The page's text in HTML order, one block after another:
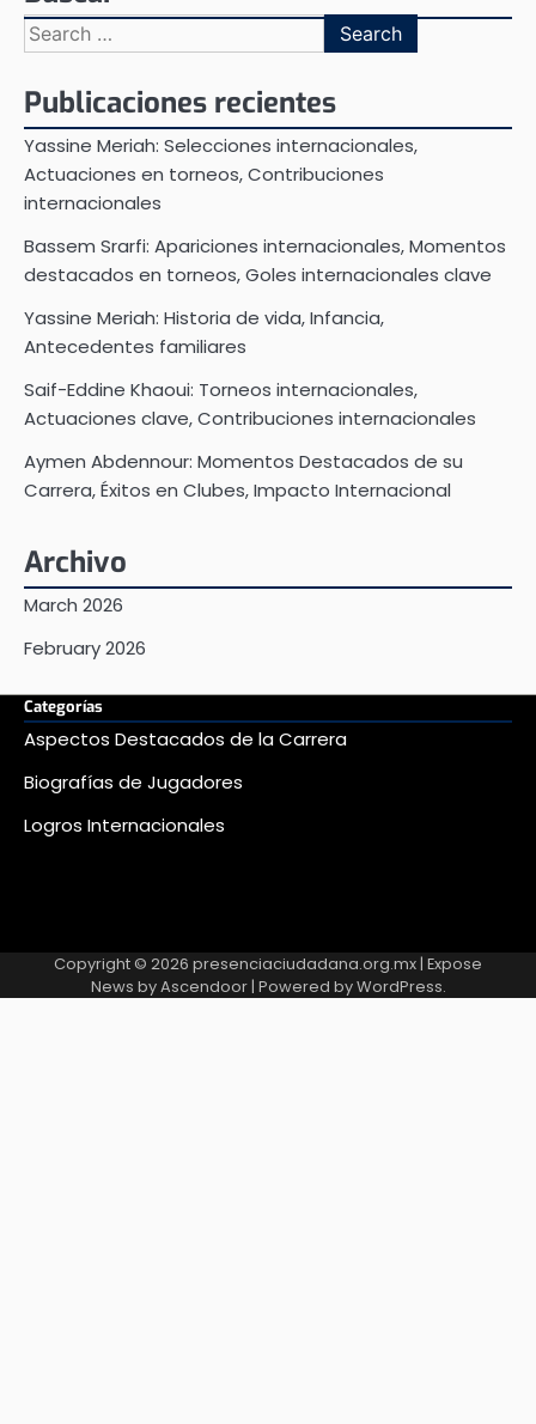
Search
for:
Publicaciones recientes
Yassine Meriah: Selecciones internacionales,
Actuaciones en torneos, Contribuciones
internacionales
Bassem Srarfi: Apariciones internacionales, Momentos
destacados en torneos, Goles internacionales clave
Yassine Meriah: Historia de vida, Infancia,
Antecedentes familiares
Saif-Eddine Khaoui: Torneos internacionales,
Actuaciones clave, Contribuciones internacionales
Aymen Abdennour: Momentos Destacados de su
Carrera, Éxitos en Clubes, Impacto Internacional
Archivo
March 2026
February 2026
Categorías
Aspectos Destacados de la Carrera
Biografías de Jugadores
Logros Internacionales
Copyright © 2026 presenciaciudadana.org.mx| Expose
News byAscendoor| Powered byWordPress.